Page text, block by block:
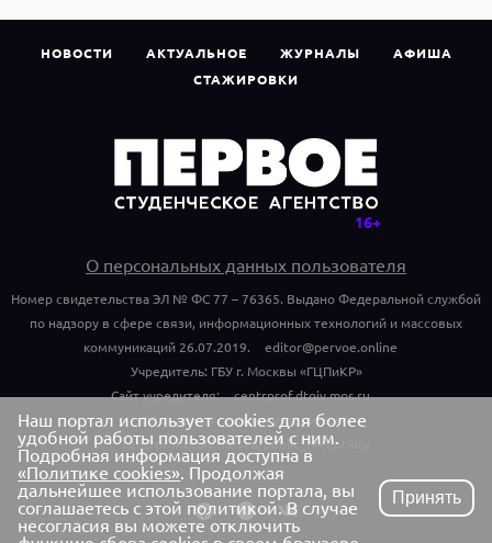
НОВОСТИ АКТУАЛЬНОЕ ЖУРНАЛЫ
АФИША
СТАЖИРОВКИ
О персональных данных пользователя
Номер свидетельства ЭЛ № ФС 77 – 76365. Выдано Федеральной службой
по надзору в сфере связи, информационных технологий и массовых
коммуникаций 26.07.2019.
editor@pervoe.online
Учредитель: ГБУ г. Москвы «ГЦПиКР»
Сайт учредителя:
centrprof.dtoiv.mos.ru
Обращения граждан учредителю:
centrprof.dtoiv.mos.ru/public_reception/
Наш портал использует cookies для более
удобной работы пользователей с ним.
Подробная информация доступна в
«Политике cookies». Продолжая
дальнейшее использование портала, вы
соглашаетесь с этой политикой. В случае
несогласия вы можете отключить
Принять